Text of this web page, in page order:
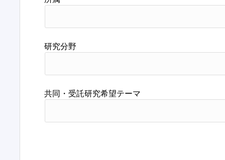
研究分野
共同・受託研究希望テーマ